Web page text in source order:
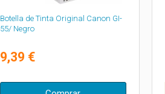
Botella de Tinta Original Canon GI-
55/ Negro
9,39 €